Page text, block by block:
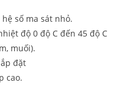
số ma sát nhỏ.
độ 0 độ C đến 45 độ C
muối).
đặt
cao.